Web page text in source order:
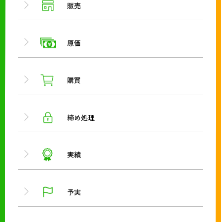
販売
原価
購買
締め処理
実績
予実